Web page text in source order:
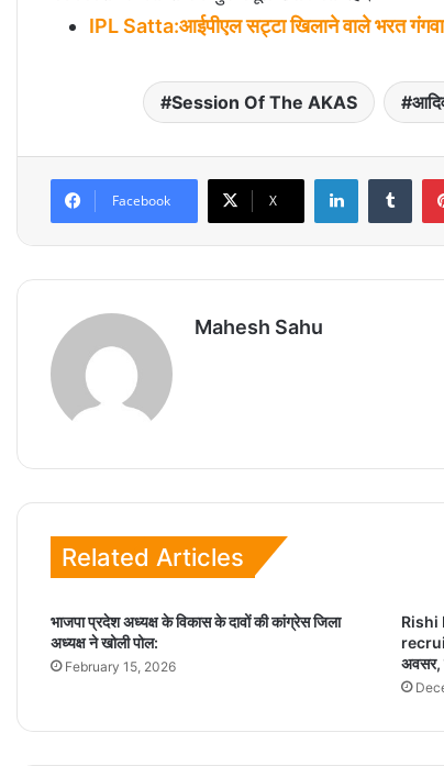
IPL Satta:आईपीएल सट्टा खिलाने वाले भरत
Session Of The AKAS
Facebook X
Mahesh Sahu
Related Articles
भाजपा प्रदेश अध्यक्ष के विकास के दावों की कांग्रेस जिला
अध्यक्ष ने खोली पोल:
February 15, 2026
Rishi
अवसर,